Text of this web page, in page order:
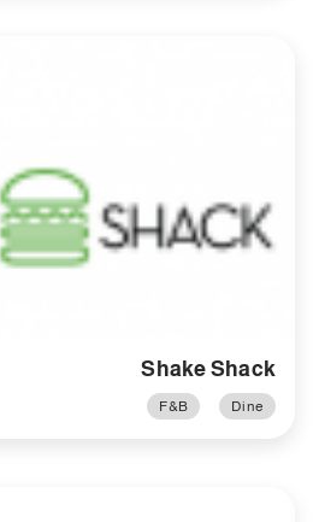
Shake Shack
Dine
F&B